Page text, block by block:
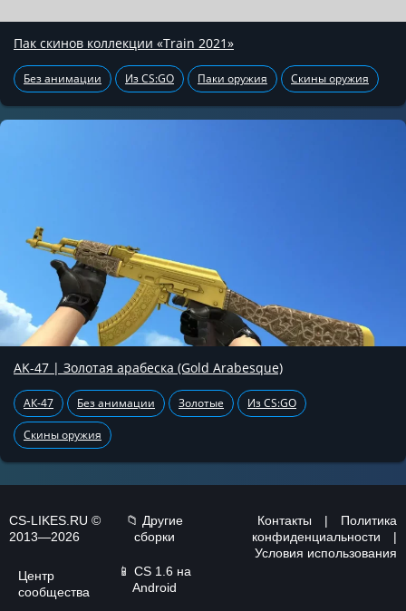
Пак скинов коллекции «Train 2021»
Без анимации Из CS:GO Паки оружия Скины оружия
AK-47 | Золотая арабеска (Gold Arabesque)
АК-47 Без анимации Золотые Из CS:GO
Скины оружия
CS-LIKES.RU ©
2013—2026
Центр
сообщества
📁 Другие
сборки
📱 CS 1.6 на
Android
Контакты |
Политика
конфиденциальности
|
Условия использования